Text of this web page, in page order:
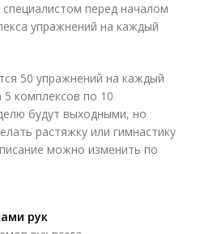
перед началом
упражнений на каждый
50 упражнений на каждый
комплексов по 10
будут выходными, но
растяжку или гимнастику
можно изменить по
рук